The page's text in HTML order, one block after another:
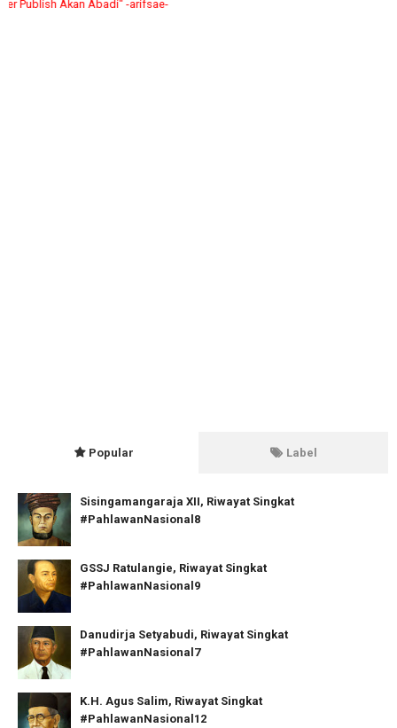
Akan Abadi" -arifsae-
Popular Label
Sisingamangaraja XII, Riwayat Singkat
#PahlawanNasional8
GSSJ Ratulangie, Riwayat Singkat
#PahlawanNasional9
Danudirja Setyabudi, Riwayat Singkat
#PahlawanNasional7
K.H. Agus Salim, Riwayat Singkat
#PahlawanNasional12